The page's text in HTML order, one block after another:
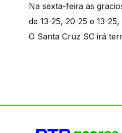
Na sexta-feira as
de 13-25, 20-25 e 13-
O Santa Cruz SC irá